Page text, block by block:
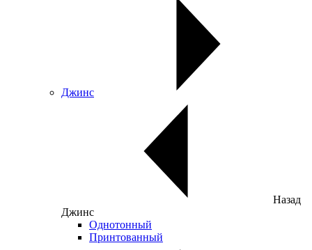
Джинс
Назад
Джинс
Однотонный
Принтованный